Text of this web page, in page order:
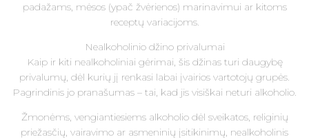
padažams, mėsos (ypač žvėrienos) marinavimui ar kitoms
receptų variacijoms.
Nealkoholinio džino privalumai
Kaip ir kiti nealkoholiniai gėrimai, šis džinas turi daugybę
privalumų, dėl kurių jį renkasi labai įvairios vartotojų grupės.
Pagrindinis jo pranašumas – tai, kad jis visiškai neturi alkoholio.
Žmonėms, vengiantiesiems alkoholio dėl sveikatos, religinių
priežasčių, vairavimo ar asmeninių įsitikinimų, nealkoholinis